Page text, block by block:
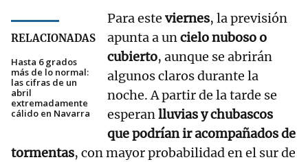
RELACIONADAS
Hasta 6 grados
más de lo normal:
las cifras de un
abril
extremadamente
cálido en Navarra
Para este viernes, la previsión
apunta a uncielo nuboso o
cubierto, aunque se abrirán
algunos claros durante la
noche. A partir de la tarde se
esperanlluvias y chubascos
que podrían ir acompañados de
tormentas, con mayor probabilidad en el sur de